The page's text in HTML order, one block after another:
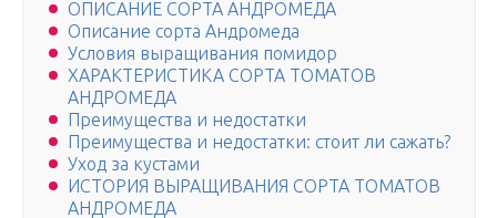
ОПИСАНИЕ СОРТА АНДРОМЕДА
Описание сорта Андромеда
Условия выращивания помидор
ХАРАКТЕРИСТИКА СОРТА ТОМАТОВ
АНДРОМЕДА
Преимущества и недостатки
Преимущества и недостатки: стоит ли сажать?
Уход за кустами
ИСТОРИЯ ВЫРАЩИВАНИЯ СОРТА ТОМАТОВ
АНДРОМЕДА